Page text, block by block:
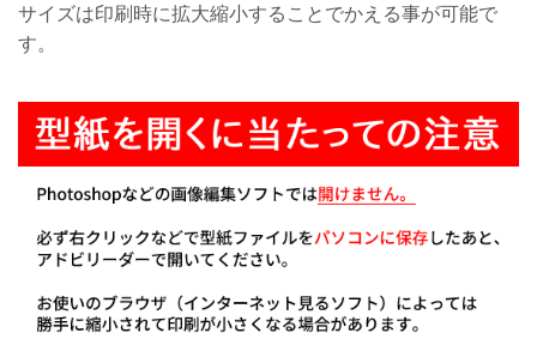
サイズは印刷時に拡大縮小することでかえる事が可能で
す。